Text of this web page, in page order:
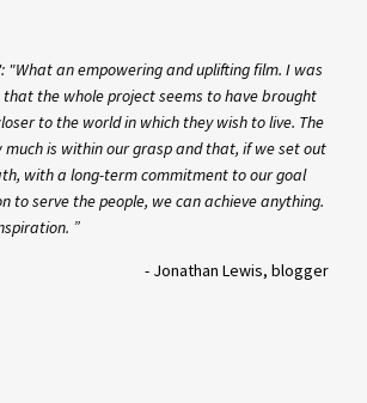
"What an empowering and uplifting film. I was
the whole project seems to have brought
to the world in which they wish to live. The
much is within our grasp and that, if we set out
with a long-term commitment to our goal
to serve the people, we can achieve anything.
”
- Jonathan Lewis, blogger